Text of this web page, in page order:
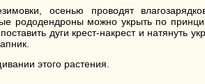
осенью проводят
рододендроны можно укрыть по
дуги крест-накрест и натянуть
этого растения.